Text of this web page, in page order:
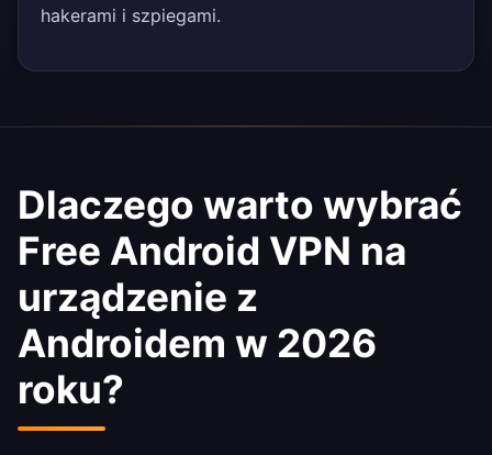
hakerami i szpiegami.
Dlaczego warto wybrać
Free Android VPN na
urządzenie z
Androidem w 2026
roku?